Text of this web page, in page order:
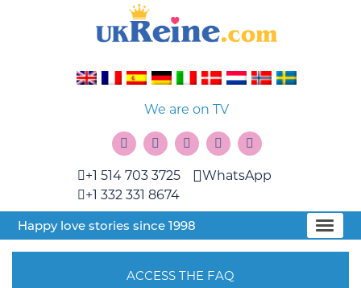
We are on TV
+1 514 703 3725
+1 332 331 8674
WhatsApp
Happy love stories since 1998
ACCESS THE FAQ